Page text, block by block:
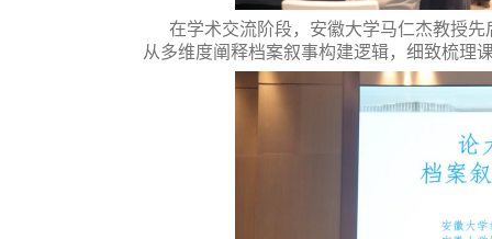
在学术交流阶段，安徽大学马仁杰教授
从多维度阐释档案叙事构建逻辑，细致梳理